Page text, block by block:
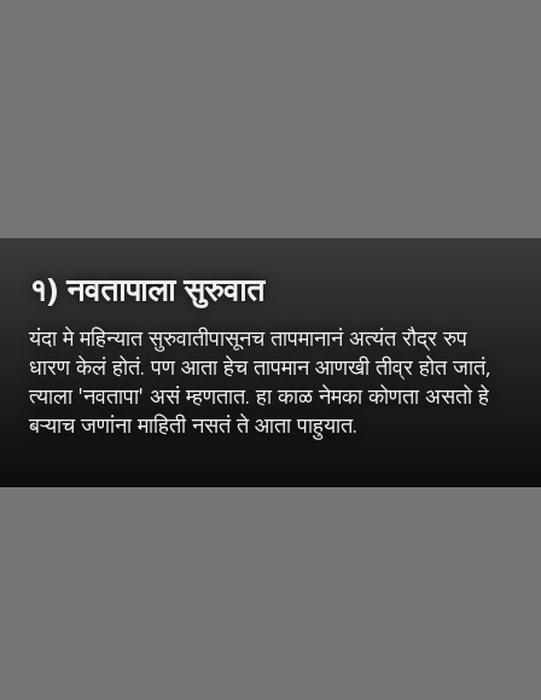
१) नवतापाला सुरुवात
यंदा मे महिन्यात सुरुवातीपासूनच तापमानानं अत्यंत रौद्र रुप
धारण केलं होतं. पण आता हेच तापमान आणखी तीव्र होत जातं,
त्याला 'नवतापा' असं म्हणतात. हा काळ नेमका कोणता असतो हे
बऱ्याच जणांना माहिती नसतं ते आता पाहुयात.